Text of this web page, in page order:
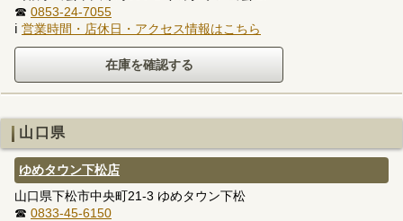
☎ 0853-24-7055
ℹ 営業時間・店休日・アクセス情報はこちら
山口県
ゆめタウン下松店
山口県下松市中央町21-3 ゆめタウン下松
☎ 0833-45-6150